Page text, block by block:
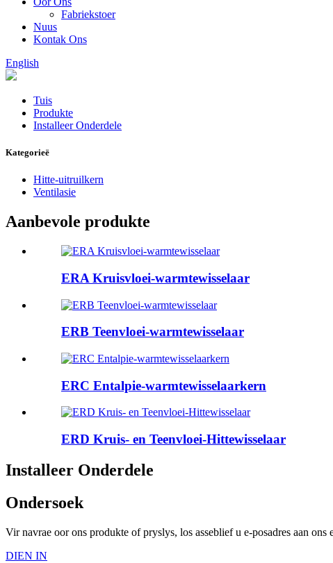
Fabriekstoer
Nuus
Kontak Ons
English
Tuis
Produkte
Installeer Onderdele
Kategorieë
Hitte-uitruilkern
Ventilasie
Aanbevole produkte
ERA Kruisvloei-warmtewisselaar
ERB Teenvloei-warmtewisselaar
ERC Entalpie-warmtewisselaarkern
ERD Kruis- en Teenvloei-Hittewisselaar
Installeer Onderdele
Ondersoek
Vir navrae oor ons produkte of pryslys, los asseblief u e-posadres aan
DIEN IN